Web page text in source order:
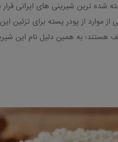
ترین شیرینی های ایرانی
از پودر پسته برای تزئین
هستند؛ به همین دلیل نام این